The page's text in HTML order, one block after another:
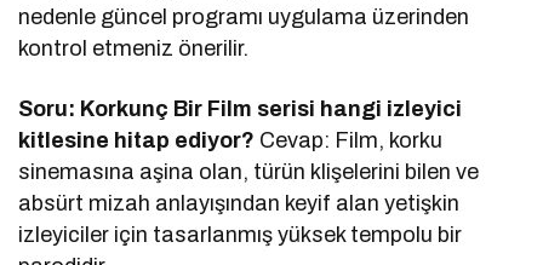
nedenle güncel programı uygulama üzerinden
kontrol etmeniz önerilir.
Soru: Korkunç Bir Film serisi hangi izleyici
kitlesine hitap ediyor? Cevap: Film, korku
sinemasına aşina olan, türün klişelerini bilen ve
absürt mizah anlayışından keyif alan yetişkin
izleyiciler için tasarlanmış yüksek tempolu bir